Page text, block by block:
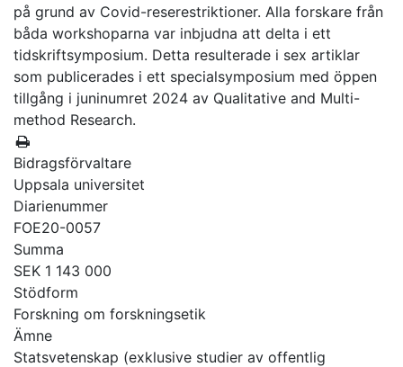
på grund av Covid-reserestriktioner. Alla forskare från
båda workshoparna var inbjudna att delta i ett
tidskriftsymposium. Detta resulterade i sex artiklar
som publicerades i ett specialsymposium med öppen
tillgång i juninumret 2024 av Qualitative and Multi-
method Research.
Bidragsförvaltare
Uppsala universitet
Diarienummer
FOE20-0057
Summa
SEK 1 143 000
Stödform
Forskning om forskningsetik
Ämne
Statsvetenskap (exklusive studier av offentlig